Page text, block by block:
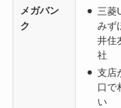
メガバン
ク
三菱
みず
井住
社
支店
口で
い